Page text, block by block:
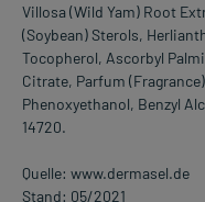
Villosa (Wild Yam) Root
(Soybean) Sterols,
Tocopherol, Ascorbyl
Citrate, Parfum
Phenoxyethanol, Benzyl
14720.
Quelle: www.dermasel.de
Stand: 05/2021